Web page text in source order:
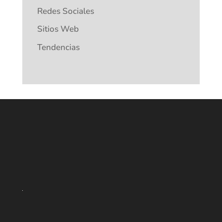
Redes Sociales
Sitios Web
Tendencias